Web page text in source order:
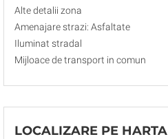
Alte detalii zona
Amenajare strazi: Asfaltate
Iluminat stradal
Mijloace de transport in comun
LOCALIZARE PE HARTA